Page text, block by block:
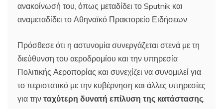
ανακοίνωσή του, όπως μεταδίδει το Sputnik και
αναμεταδίδει το Αθηναϊκό Πρακτορείο Ειδήσεων.
Πρόσθεσε ότι η αστυνομία συνεργάζεται στενά με τη
διεύθυνση του αεροδρομίου και την υπηρεσία
Πολιτικής Αεροπορίας και συνεχίζει να συνομιλεί για
το περιστατικό με την κυβέρνηση και άλλες υπηρεσίες
για την ταχύτερη δυνατή επίλυση της κατάστασης.